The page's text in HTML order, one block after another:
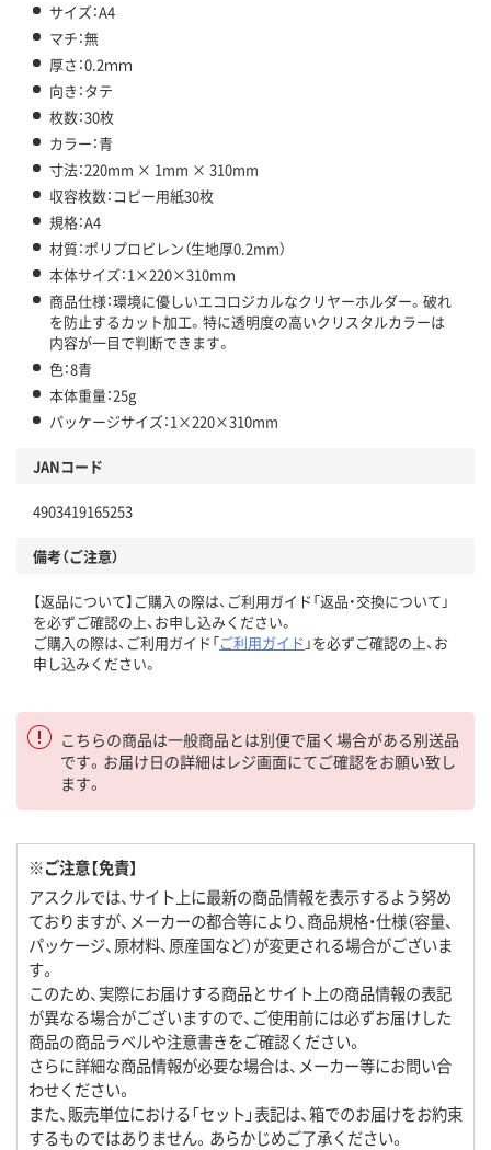
サイズ：A4
マチ：無
厚さ：0.2ｍｍ
向き：タテ
枚数：30枚
カラー：青
寸法：220mm × 1mm × 310mm
収容枚数：コピー用紙30枚
規格：A4
材質：ポリプロピレン（生地厚0.2mm）
本体サイズ：1×220×310mm
商品仕様：環境に優しいエコロジカルなクリヤーホルダー。破れ
を防止するカット加工。特に透明度の高いクリスタルカラーは
内容が一目で判断できます。
色：8青
本体重量：25g
パッケージサイズ：1×220×310mm
JANコード
4903419165253
備考（ご注意）
【返品について】ご購入の際は、ご利用ガイド「返品・交換について」
を必ずご確認の上、お申し込みください。
ご購入の際は、ご利用ガイド「ご利用ガイド 」を必ずご確認の上、お
申し込みください。
こちらの商品は一般商品とは別便で届く場合がある別送品
です。お届け日の詳細はレジ画面にてご確認をお願い致し
ます。
※ご注意【免責】
アスクルでは、サイト上に最新の商品情報を表示するよう努め
ておりますが、メーカーの都合等により、商品規格・仕様（容量、
パッケージ、原材料、原産国など）が変更される場合がございま
す。
このため、実際にお届けする商品とサイト上の商品情報の表記
が異なる場合がございますので、ご使用前には必ずお届けした
商品の商品ラベルや注意書きをご確認ください。
さらに詳細な商品情報が必要な場合は、メーカー等にお問い合
わせください。
また、販売単位における「セット」表記は、箱でのお届けをお約束
するものではありません。あらかじめご了承ください。